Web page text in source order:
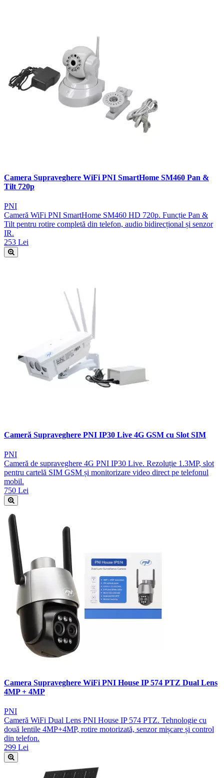
Camera Supraveghere WiFi PNI SmartHome SM460 Pan &
Tilt 720p
PNI
Cameră WiFi PNI SmartHome SM460 HD 720p. Funcție Pan &
Tilt pentru rotire completă din telefon, audio bidirecțional și senzor
IR.
253 Lei
Cameră Supraveghere PNI IP30 Live 4G GSM cu Slot SIM
PNI
Cameră de supraveghere 4G PNI IP30 Live. Rezoluție 1.3MP, slot
pentru cartelă SIM GSM și monitorizare video direct pe telefonul
mobil.
750 Lei
Camera Supraveghere WiFi PNI House IP 574 PTZ Dual Lens
4MP + 4MP
PNI
Cameră WiFi Dual Lens PNI House IP 574 PTZ. Tehnologie cu
două lentile 4MP+4MP, rotire motorizată, senzor mișcare și control
din telefon.
299 Lei